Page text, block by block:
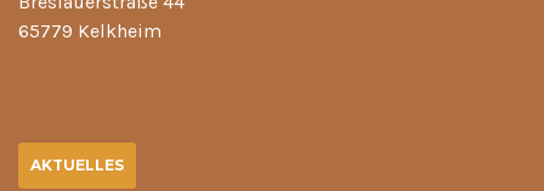
65779 Kelkheim
AKTUELLES